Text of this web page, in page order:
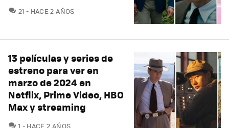
21 COMENTARIOS
HACE 2 AÑOS
13 películas y series de
estreno para ver en
marzo de 2024 en
Netflix, Prime Video, HBO
Max y streaming
1 COMENTARIOS
HACE 2 AÑOS